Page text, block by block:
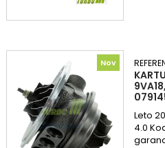
Nov
Leto
4.0